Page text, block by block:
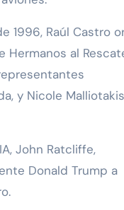
1996, Raúl Castro
al
y Nicole
John Ratcliffe,
Donald Trump a